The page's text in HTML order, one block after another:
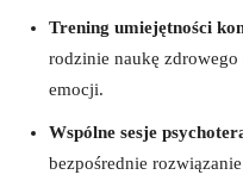
Trening umiejętności
rodzinie naukę
emocji.
Wspólne sesje
bezpośrednie